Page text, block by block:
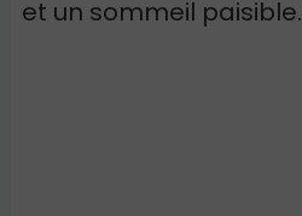
et un sommeil paisible.